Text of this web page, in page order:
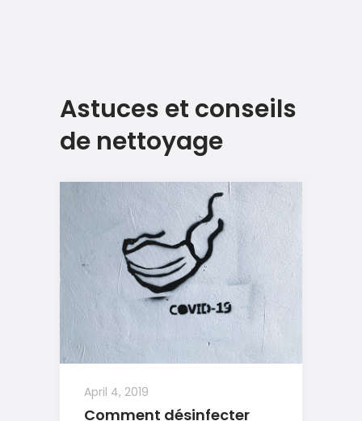
Astuces et conseils
de nettoyage
April 4, 2019
Comment désinfecter